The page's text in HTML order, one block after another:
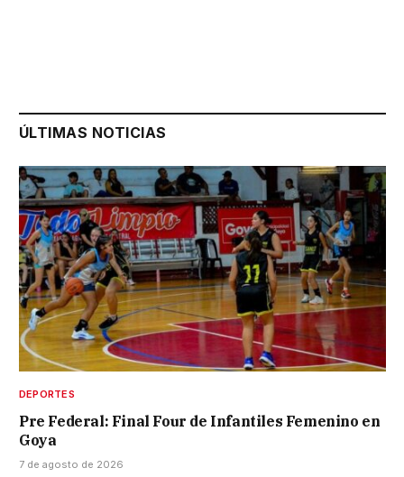
ÚLTIMAS NOTICIAS
DEPORTES
Pre Federal: Final Four de Infantiles Femenino en
Goya
7 de agosto de 2026